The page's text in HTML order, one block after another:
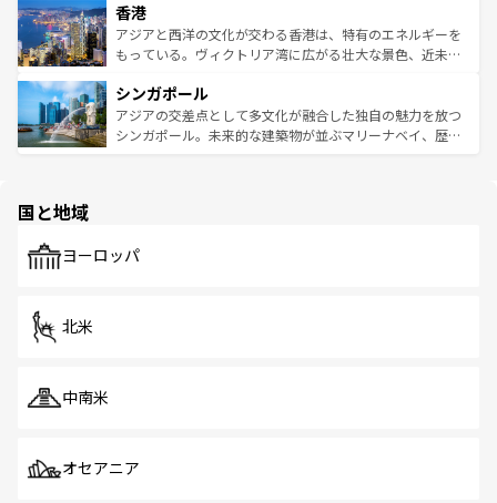
とつ。フォーやバインミー、ベトナムコーヒーなどは、ぜ
ひ現地で味わいたい。どの地域を訪れてもあたたかい人々
が旅行者を迎えてくれるので、きっと忘れられない旅にな
参照してほしい。
の活気が交差している。北部ではチェンマイなどの山岳地
帯で自然と触れ合い、南部ではプーケットやクラビの美し
いビーチでリゾート気分を楽しむことができる。タイ料理
激する。気候は一年中温暖で、どの季節にも異なる楽しみ
が待っている。親しみやすいタイの人々、仏教を中心とし
た文化、そして多様な観光資源が、訪れる旅人を魅了し続
香港
アジアと西洋の文化が交わる香港は、特有のエネルギーを
もっている。ヴィクトリア湾に広がる壮大な景色、近未来
み、どこを訪れても感動するはず。観光スポットが密集し
ており、効率よく見どころを回れるのも魅力。息をのむよ
うな絶景から文化的な体験まで、香港を存分に楽しみ尽く
シンガポール
アジアの交差点として多文化が融合した独自の魅力を放つ
シンガポール。未来的な建築物が並ぶマリーナベイ、歴史
で、ホーカーズは地元の風情を楽しめる外せないスポット
国と地域
ヨーロッパ
北米
中南米
オセアニア